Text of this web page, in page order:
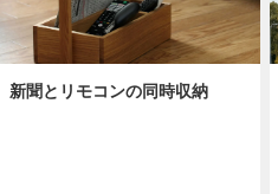
新聞とリモコンの同時収納